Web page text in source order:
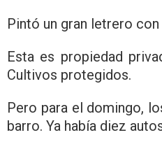
Pintó un gran letrero
Esta es propiedad
Cultivos protegidos.
Pero para el domingo,
barro. Ya había diez